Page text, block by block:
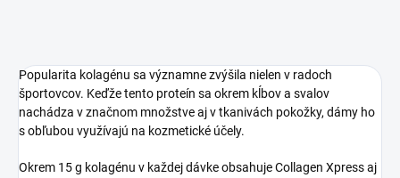
Popularita kolagénu sa významne zvýšila nielen v radoch
športovcov. Keďže tento proteín sa okrem kĺbov a svalov
nachádza v značnom množstve aj v tkanivách pokožky, dámy ho
s obľubou využívajú na kozmetické účely.
Okrem 15 g kolagénu v každej dávke obsahuje Collagen Xpress aj